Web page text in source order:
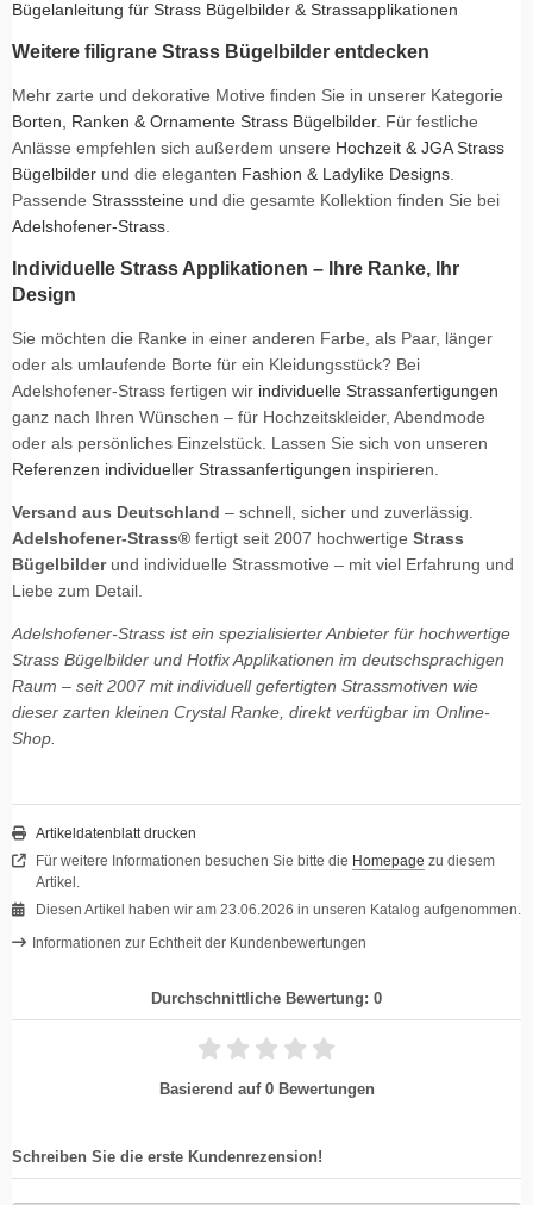
Bügelanleitung für Strass Bügelbilder & Strassapplikationen
Weitere filigrane Strass Bügelbilder entdecken
Mehr zarte und dekorative Motive finden Sie in unserer Kategorie
Borten, Ranken & Ornamente Strass Bügelbilder. Für festliche
Anlässe empfehlen sich außerdem unsere Hochzeit & JGA Strass
Bügelbilder und die eleganten Fashion & Ladylike Designs
Passende Strasssteine und die gesamte Kollektion finden Sie bei
Adelshofener-Strass
Individuelle Strass Applikationen – Ihre Ranke, Ihr
Design
Sie möchten die Ranke in einer anderen Farbe, als Paar, länger
oder als umlaufende Borte für ein Kleidungsstück? Bei
Adelshofener-Strass fertigen wir individuelle Strassanfertigungen
ganz nach Ihren Wünschen – für Hochzeitskleider, Abendmode
oder als persönliches Einzelstück. Lassen Sie sich von unseren
Referenzen individueller Strassanfertigungen inspirieren.
Versand aus Deutschland – schnell, sicher und zuverlässig.
Adelshofener-Strass® fertigt seit 2007 hochwertige Strass
Bügelbilderund individuelle Strassmotive – mit viel Erfahrung und
Liebe zum Detail.
Adelshofener-Strass ist ein spezialisierter Anbieter für hochwertige
Strass Bügelbilder und Hotfix Applikationen im deutschsprachigen
Raum – seit 2007 mit individuell gefertigten Strassmotiven wie
dieser zarten kleinen Crystal Ranke, direkt verfügbar im Online-
Shop.
Artikeldatenblatt drucken
Für weitere Informationen besuchen Sie bitte die Homepage zu diesem
Artikel.
Diesen Artikel haben wir am 23.06.2026 in unseren Katalog aufgenommen.
Informationen zur Echtheit der Kundenbewertungen
Durchschnittliche Bewertung: 0
Basierend auf 0 Bewertungen
Schreiben Sie die erste Kundenrezension!